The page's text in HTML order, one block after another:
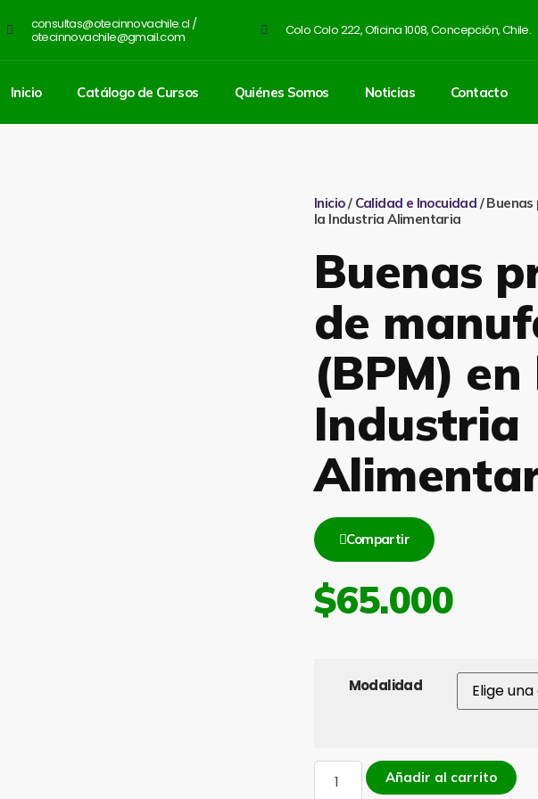
consultas@otecinnovachile.cl /
otecinnovachile@gmail.com Colo Colo 222, Oficina 1008, Concepción, Chile.
Inicio Catálogo de Cursos Quiénes Somos Noticias Contacto
Inicio/ Calidad e Inocuidad /
la Industria Alimentaria
Buenas
de
(BPM) en
Industria
Compartir
$65.000
Modalidad
Añadir al carrito